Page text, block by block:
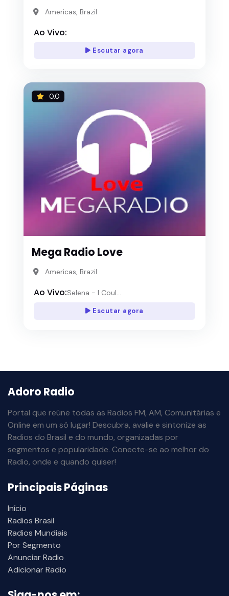
Americas, Brazil
Ao Vivo:
Escutar agora
0.0
Mega Radio Love
Americas, Brazil
Ao Vivo:Selena - I Coul...
Escutar agora
Adoro Radio
Portal que reúne todas as Radios FM, AM, Comunitárias e
Online em um só lugar! Descubra, avalie e sintonize as
Radios do Brasil e do mundo, organizadas por
segmentos e popularidade. Conecte-se ao melhor do
Radio, onde e quando quiser!
Principais Páginas
Início
Radios Brasil
Radios Mundiais
Por Segmento
Anunciar Radio
Adicionar Radio